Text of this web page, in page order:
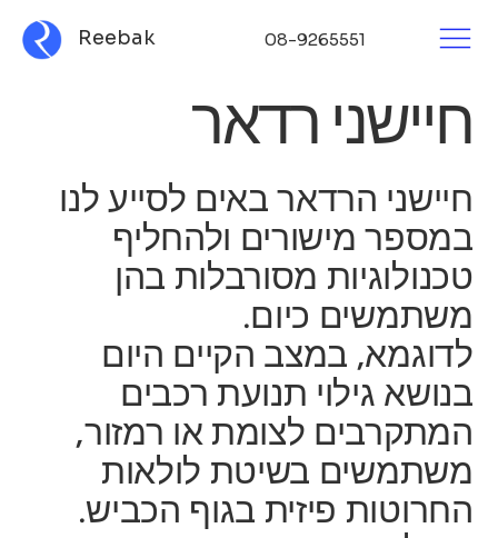
08-9265551
Reebak
חיישני רדאר
חיישני הרדאר באים לסייע לנו
במספר מישורים ולהחליף
טכנולוגיות מסורבלות בהן
משתמשים כיום.
לדוגמא, במצב הקיים היום
בנושא גילוי תנועת רכבים
המתקרבים לצומת או רמזור,
משתמשים בשיטת לולאות
החרוטות פיזית בגוף הכביש.